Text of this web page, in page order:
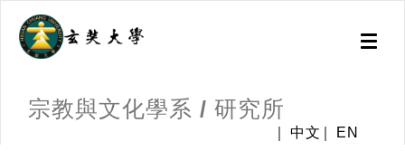
Toggle
宗教與文化學系 / 研究所
中文 EN